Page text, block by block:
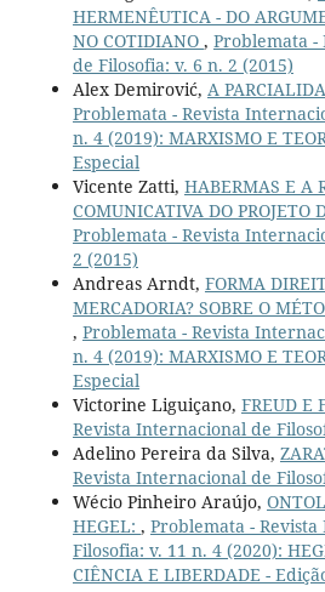
HERMENÊUTICA - DO
NO COTIDIANO , Problemata -
de Filosofia: v. 6 n. 2 (2015)
Alex Demirović, A
Problemata - Revista
n. 4 (2019): MARXISMO E
Especial
Vicente Zatti, HABERMAS E A
COMUNICATIVA DO PROJETO
Problemata - Revista
2 (2015)
Andreas Arndt, FORMA
MERCADORIA? SOBRE O
, Problemata - Revista
n. 4 (2019): MARXISMO E
Especial
Victorine Liguiçano, FREUD E
Revista Internacional de
Adelino Pereira da Silva,
Revista Internacional de
Wécio Pinheiro Araújo,
HEGEL: , Problemata -
Filosofia: v. 11 n. 4 (2020):
CIÊNCIA E LIBERDADE -